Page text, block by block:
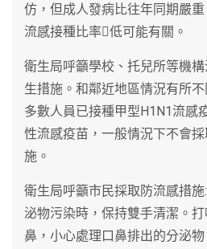
仿，但成人發病比往年同期嚴
流感接種比率低可能有關。
衛生局呼籲學校、托兒所等機
生措施。和鄰近地區情況有所
多數人員已接種甲型H1N1流感
性流感疫苗，一般情況下不會
施。
衛生局呼籲市民採取防流感措
泌物污染時，保持雙手清潔。
鼻，小心處理口鼻排出的分泌